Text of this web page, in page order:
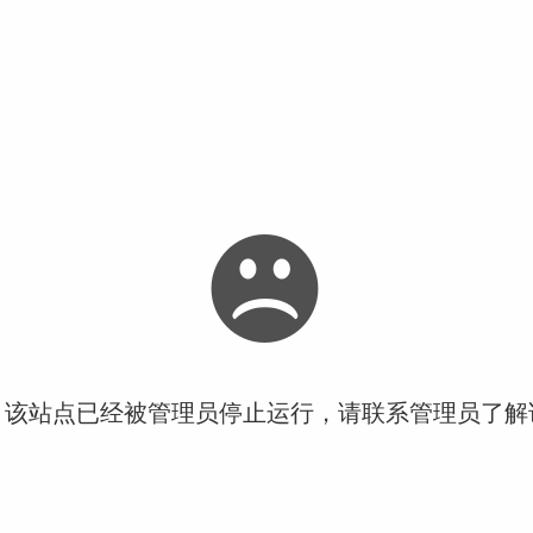
站点已经被管理员停止运行，请联系管理员了